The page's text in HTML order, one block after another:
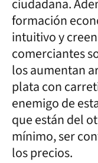
ciudadana.
formación
intuitivo y
comerciantes
los aumentan
plata con
enemigo de
que están del
mínimo, ser
los precios.